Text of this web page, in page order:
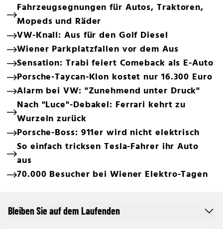
Fahrzeugsegnungen für Autos, Traktoren,
Mopeds und Räder
VW-Knall: Aus für den Golf Diesel
Wiener Parkplatzfallen vor dem Aus
Sensation: Trabi feiert Comeback als E-Auto
Porsche-Taycan-Klon kostet nur 16.300 Euro
Alarm bei VW: "Zunehmend unter Druck"
Nach "Luce"-Debakel: Ferrari kehrt zu
Wurzeln zurück
Porsche-Boss: 911er wird nicht elektrisch
So einfach tricksen Tesla-Fahrer ihr Auto
aus
70.000 Besucher bei Wiener Elektro-Tagen
Bleiben Sie auf dem Laufenden